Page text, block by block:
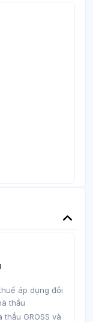
liệu
Học liệu
áp dụng đối
thầu
GROSS và